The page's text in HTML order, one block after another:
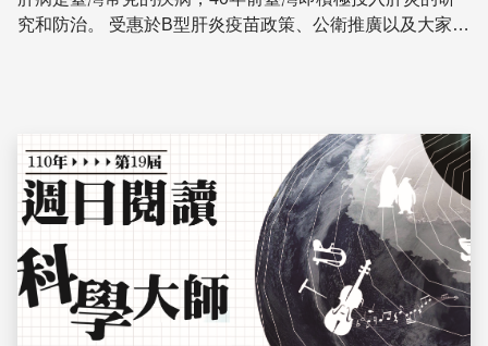
究和防治。 受惠於B型肝炎疫苗政策、公衛推廣以及大家長